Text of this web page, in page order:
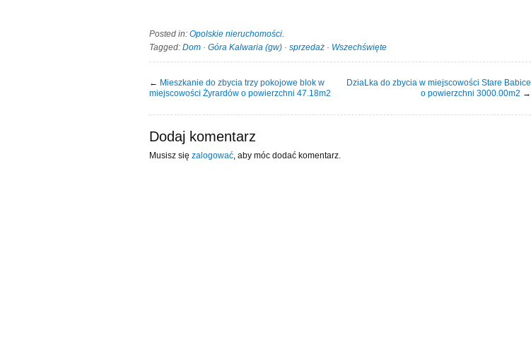
Posted in: Opolskie nieruchomości.
Tagged: Dom · Góra Kalwaria (gw) · sprzedaż · Wszechświęte
← Mieszkanie do zbycia trzy pokojowe blok w
miejscowości Żyrardów o powierzchni 47.18m2
DziaLka do zbycia w miejscowości Stare Babice
o powierzchni 3000.00m2 →
Dodaj komentarz
Musisz się zalogować , aby móc dodać komentarz.